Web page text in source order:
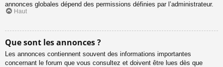
annonces globales dépend des permissions définies par l’administrateur.
Haut
Que sont les annonces ?
Les annonces contiennent souvent des informations importantes
concernant le forum que vous consultez et doivent être lues dès que